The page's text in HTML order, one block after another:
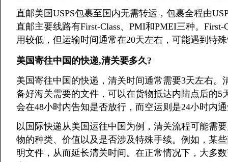
直邮美国USPS包裹至国内无需转运，包裹全程由
直邮主要线路有First-Class、PMI和PMEI三种。
用较低，但运输时间通常在20天左右，可能遇到特
美国寄往中国的快递,清关要多久?
美国寄往中国的快递，清关时间通常需要3天左右
备好海关需要的文件，可以在货物抵达内陆点后的
会在48小时内告知是否放行，而空运则是24小时内
以国际快递从美国运往中国为例，清关流程可能需
物的种类、价值以及是否涉及特殊手续。例如，某
明文件，从而延长清关时间。在正常情况下，大多